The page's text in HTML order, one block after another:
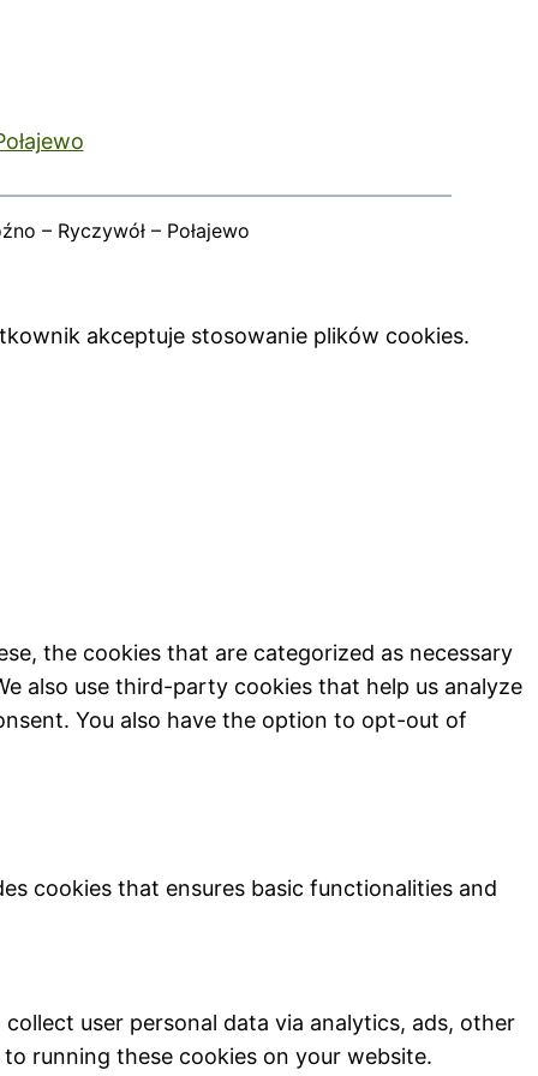
– Ryczywół – Połajewo
akceptuje stosowanie plików cookies.
the cookies that are categorized as necessary
also use third-party cookies that help us analyze
You also have the option to opt-out of
cookies that ensures basic functionalities and
user personal data via analytics, ads, other
running these cookies on your website.